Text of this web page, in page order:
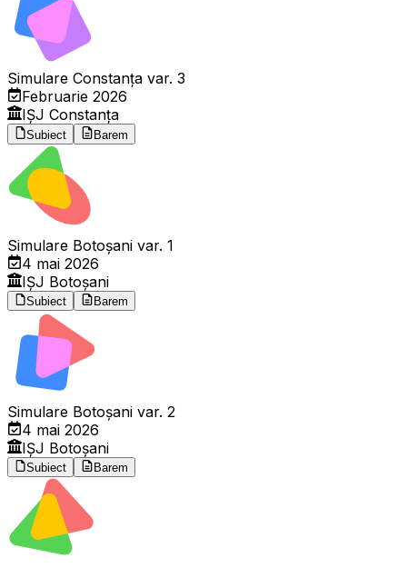
Simulare Constanța var. 3
Februarie 2026
IȘJ Constanța
Subiect Barem
Simulare Botoșani var. 1
4 mai 2026
IȘJ Botoșani
Subiect Barem
Simulare Botoșani var. 2
4 mai 2026
IȘJ Botoșani
Subiect Barem